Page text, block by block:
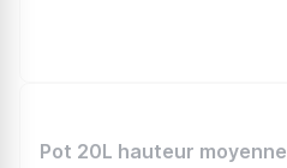
Pot 20L hauteur moyenne